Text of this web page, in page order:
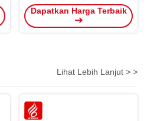
Controller PGS RS485 Luar
ruangan
Dapatkan Harga Terbaik
Lihat Lebih Lanjut > >